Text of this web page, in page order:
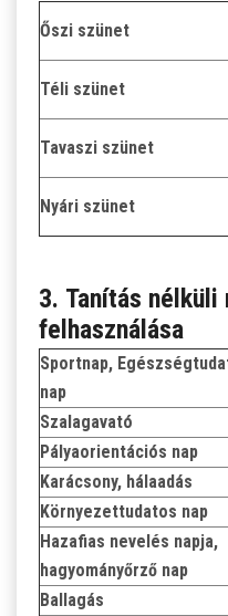
Őszi szünet
Téli szünet
Tavaszi szünet
Nyári szünet
3. Tanítás nélküli
felhasználása
Sportnap,
nap
Szalagavató
Pályaorientációs nap
Karácsony, hálaadás
Környezettudatos nap
Hazafias nevelés napja,
hagyományőrző nap
Ballagás